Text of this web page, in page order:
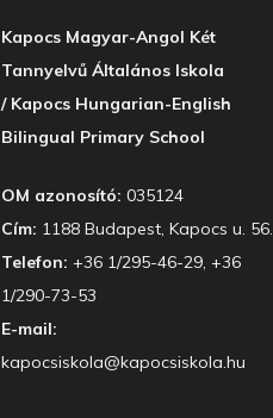
Kapocs Magyar-Angol Két
Tannyelvű Általános Iskola
/ Kapocs Hungarian-English
Bilingual Primary School
OM azonosító: 035124
Cím: 1188 Budapest, Kapocs u. 56.
Telefon: +36 1/295-46-29, +36
1/290-73-53
E-mail:
kapocsiskola@kapocsiskola.hu